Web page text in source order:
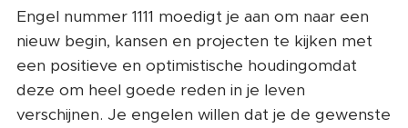
Engel nummer 1111 moedigt je aan om naar een
nieuw begin, kansen en projecten te kijken met
een positieve en optimistische houdingomdat
deze om heel goede reden in je leven
verschijnen. Je engelen willen dat je de gewenste